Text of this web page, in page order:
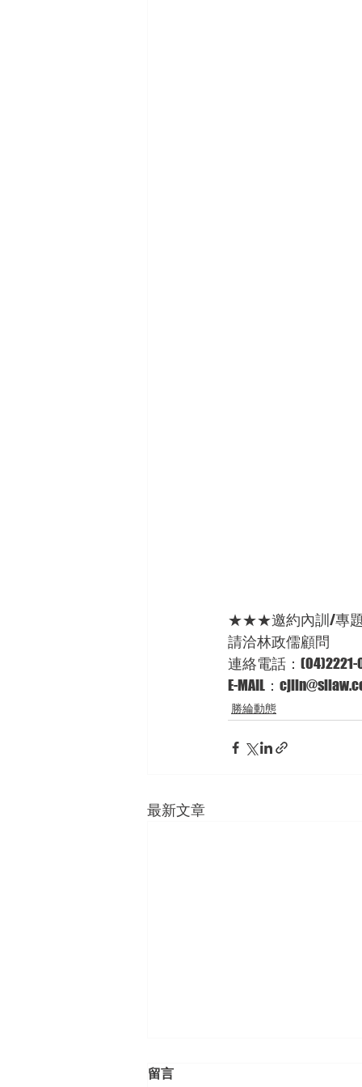
★★★邀約內訓/專
請洽林政儒顧問
連絡電話：
E-MAIL：
勝綸動態
最新文章
留言